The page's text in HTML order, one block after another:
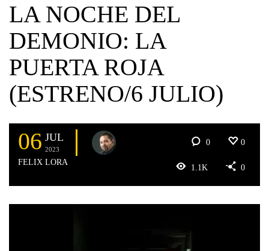
LA NOCHE DEL
DEMONIO: LA
PUERTA ROJA
(ESTRENO/6 JULIO)
06 JUL
2023
FELIX LORA
0 0
1.1K 0